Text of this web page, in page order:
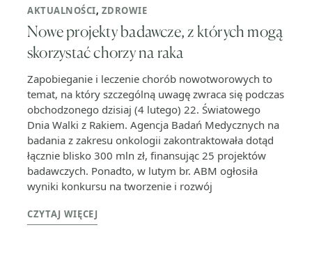
AKTUALNOŚCI, ZDROWIE
Nowe projekty badawcze, z których mogą
skorzystać chorzy na raka
Zapobieganie i leczenie chorób nowotworowych to
temat, na który szczególną uwagę zwraca się podczas
obchodzonego dzisiaj (4 lutego) 22. Światowego
Dnia Walki z Rakiem. Agencja Badań Medycznych na
badania z zakresu onkologii zakontraktowała dotąd
łącznie blisko 300 mln zł, finansując 25 projektów
badawczych. Ponadto, w lutym br. ABM ogłosiła
wyniki konkursu na tworzenie i rozwój
CZYTAJ WIĘCEJ